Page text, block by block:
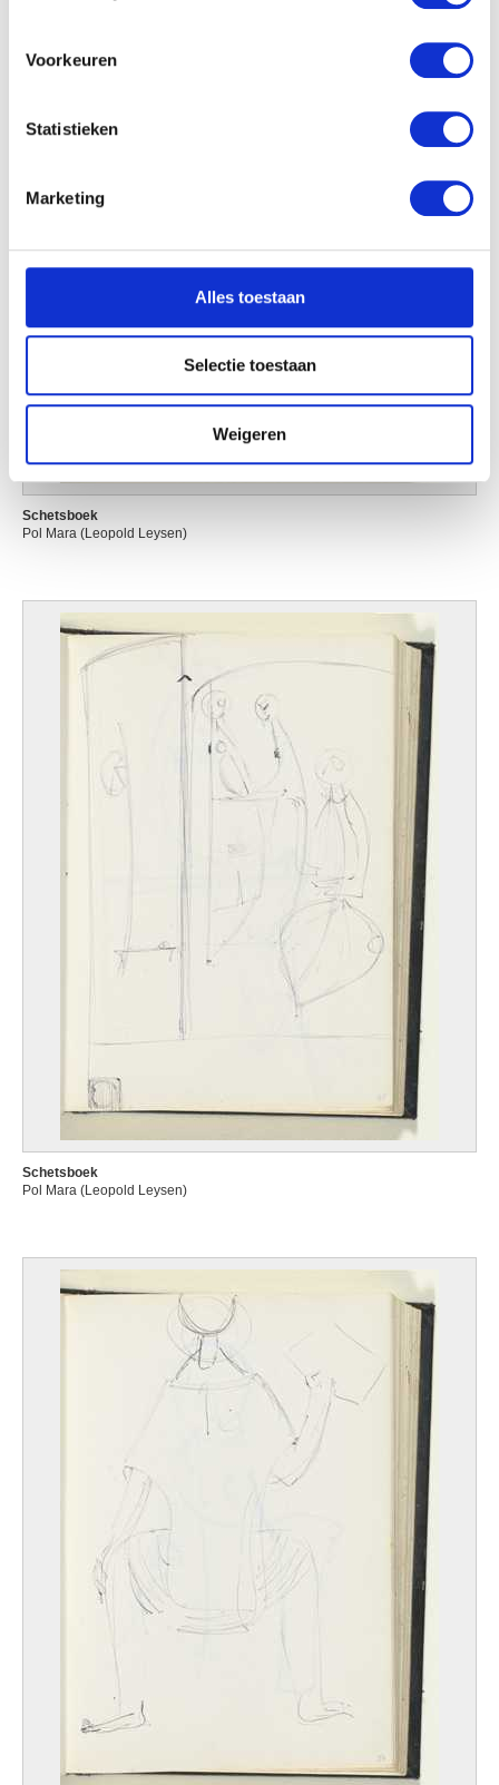
locatie, die tot een paar meter nauwkeurig kan zijn
scannen op specifieke eigenschappen (fingerprinting)
detailgedeeltein.
U kunt uw toestemming op elk moment wijzigen of
We gebruiken cookies om content en advertenties te
personaliseren, om functies voor social media te bieden
en om ons websiteverkeer te analyseren. Ook delen we
informatie over uw gebruik van onze site met onze
partners voor social media, adverteren en analyse. Deze
verzameld op basis van uw gebruik van hun services.
Voorkeuren
Statistieken
Marketing
Alles toestaan
Selectie toestaan
Weigeren
Schetsboek
Pol Mara (Leopold Leysen)
Schetsboek
Pol Mara (Leopold Leysen)